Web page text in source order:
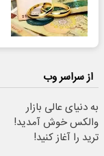
از سراسر وب
به دنیای عالی بازار
والکس خوش آمدید!
ترید را آغاز کنید!